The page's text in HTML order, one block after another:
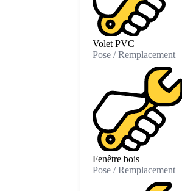
Volet PVC
Pose / Remplacement
Fenêtre bois
Pose / Remplacement